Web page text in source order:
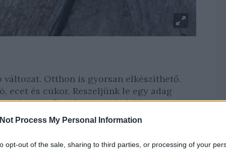
Process My Personal Information
opt-out of the sale, sharing to third parties, or processing of your
változat. Otthon is gyorsan elkészíthető.
ecet és cukor. Reszeljünk le egy adag
egy evőkanál ecetet és ízlés szerint
sózzuk meg, és hagyjuk összeérni az
selymesebb ízt kapunk. A méz és a
légúti panaszokra kiváló kiegészítő